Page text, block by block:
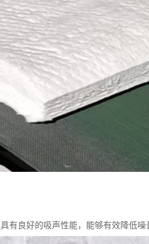
有良好的吸声性能，能够有效降低噪